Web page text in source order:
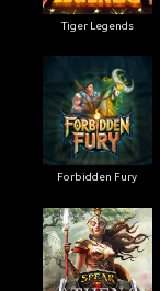
Tiger Legends
Forbidden Fury